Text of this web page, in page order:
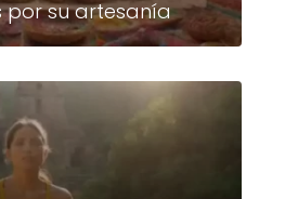
por su artesanía